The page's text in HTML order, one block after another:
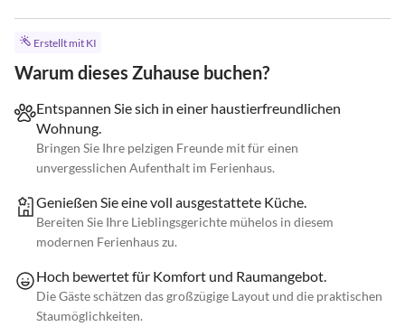
Erstellt mit KI
Warum dieses Zuhause buchen?
Entspannen Sie sich in einer haustierfreundlichen
Wohnung.
Bringen Sie Ihre pelzigen Freunde mit für einen
unvergesslichen Aufenthalt im Ferienhaus.
Genießen Sie eine voll ausgestattete Küche.
Bereiten Sie Ihre Lieblingsgerichte mühelos in diesem
modernen Ferienhaus zu.
Hoch bewertet für Komfort und Raumangebot.
Die Gäste schätzen das großzügige Layout und die praktischen
Staumöglichkeiten.